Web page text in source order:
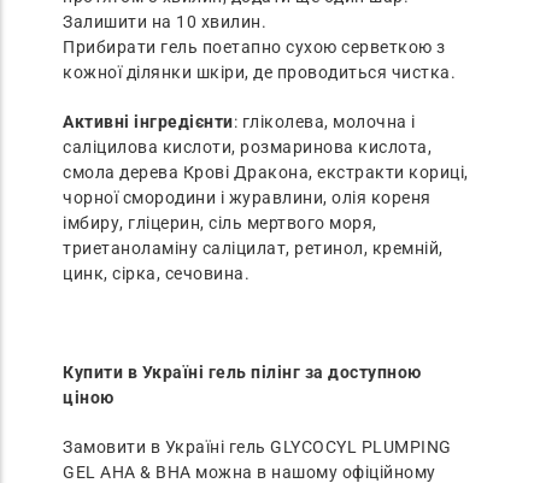
Залишити на 10 хвилин.
Прибирати гель поетапно сухою серветкою з
кожної ділянки шкіри, де проводиться чистка.
Активні інгредієнти: гліколева, молочна і
саліцилова кислоти, розмаринова кислота,
смола дерева Крові Дракона, екстракти кориці,
чорної смородини і журавлини, олія кореня
імбиру, гліцерин, сіль мертвого моря,
триетаноламіну саліцилат, ретинол, кремній,
цинк, сірка, сечовина.
Купити в Україні гель пілінг за доступною
ціною
Замовити в Україні гель GLYCOCYL PLUMPING
GEL AHA & BHA можна в нашому офіційному